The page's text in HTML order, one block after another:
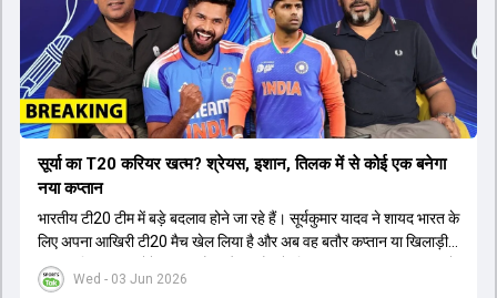
Wed - 03 Jun 2026
सूर्या का T20 करियर खत्म? श्रेयस, इशान, तिलक में से कोई एक बनेगा
नया कप्तान
भारतीय टी20 टीम में बड़े बदलाव होने जा रहे हैं। सूर्यकुमार यादव ने शायद भारत के
लिए अपना आखिरी टी20 मैच खेल लिया है और अब वह बतौर कप्तान या खिलाड़ी
टीम का हिस्सा नहीं होंगे। आयरलैंड और इंग्लैंड के खिलाफ आगामी टी20 सीरीज के
लिए नए कप्तान की तलाश जारी है। इस रेस में श्रेयस अय्यर सबसे आगे चल रहे